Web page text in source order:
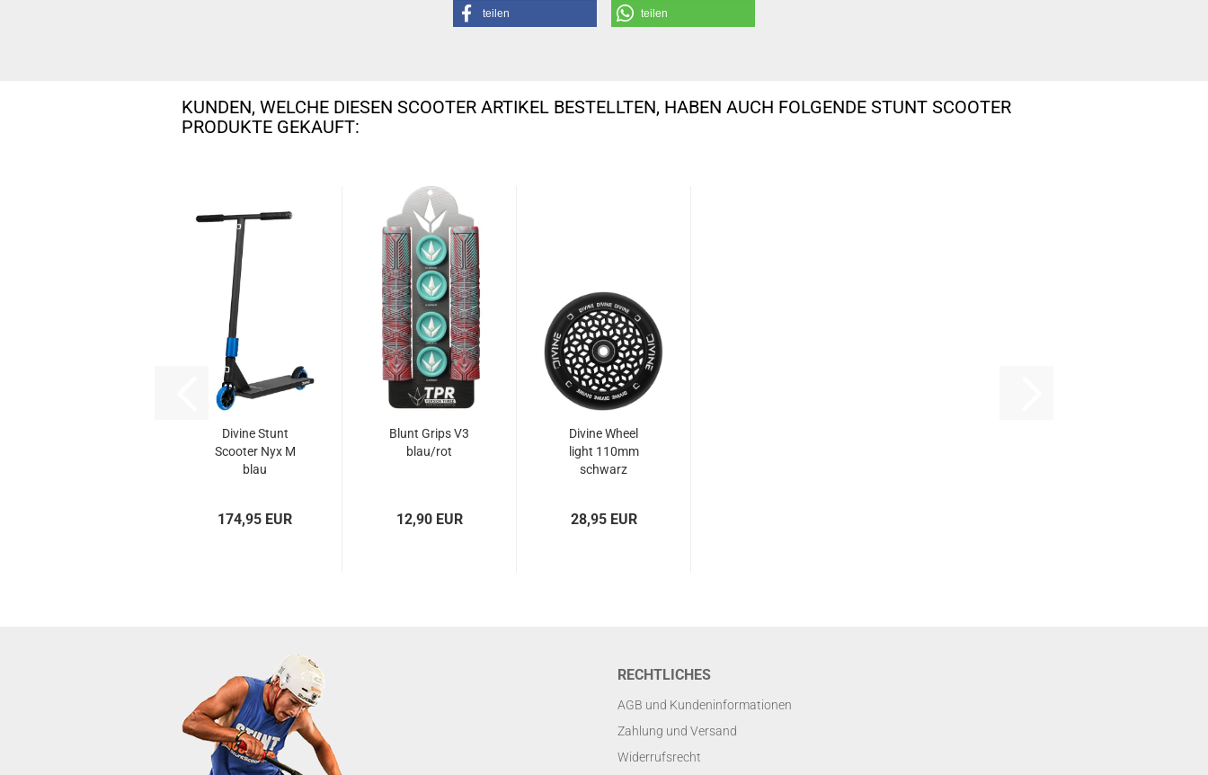
teilen teilen
KUNDEN, WELCHE DIESEN SCOOTER ARTIKEL BESTELLTEN, HABEN AUCH FOLGENDE STUNT SCOOTER
PRODUKTE GEKAUFT:
Divine Stunt
Scooter Nyx M
blau
174,95 EUR
Blunt Grips V3
blau/rot
12,90 EUR
Divine Wheel
light 110mm
schwarz
28,95 EUR
RECHTLICHES
AGB und Kundeninformationen
Zahlung und Versand
Widerrufsrecht